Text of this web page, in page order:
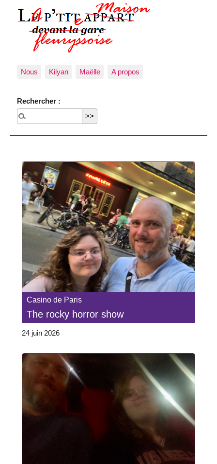
Nous Kilyan Maëlle A propos
Rechercher :
Casino de Paris
The rocky horror show
24 juin 2026